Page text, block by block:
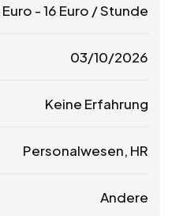
Euro -16 Euro / Stunde
03/10/2026
Keine Erfahrung
Personalwesen, HR
Andere